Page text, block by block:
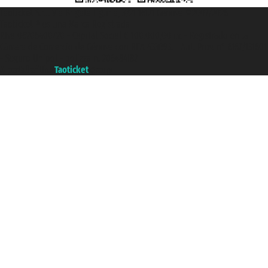
Taoticket